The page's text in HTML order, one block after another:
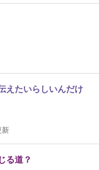
えたいらしいんだけ
新
る道？